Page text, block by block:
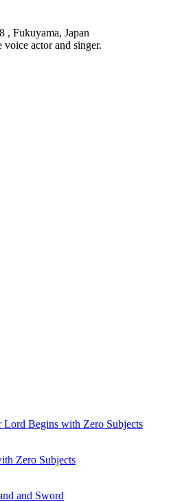
, Fukuyama, Japan
voice actor and singer.
Zero Subjects